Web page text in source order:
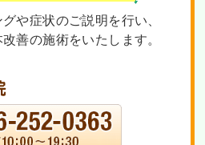
や症状のご説明を行い、
善の施術をいたします。